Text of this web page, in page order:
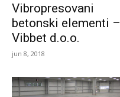
Vibropresovani
betonski elementi –
Vibbet d.o.o.
jun 8, 2018